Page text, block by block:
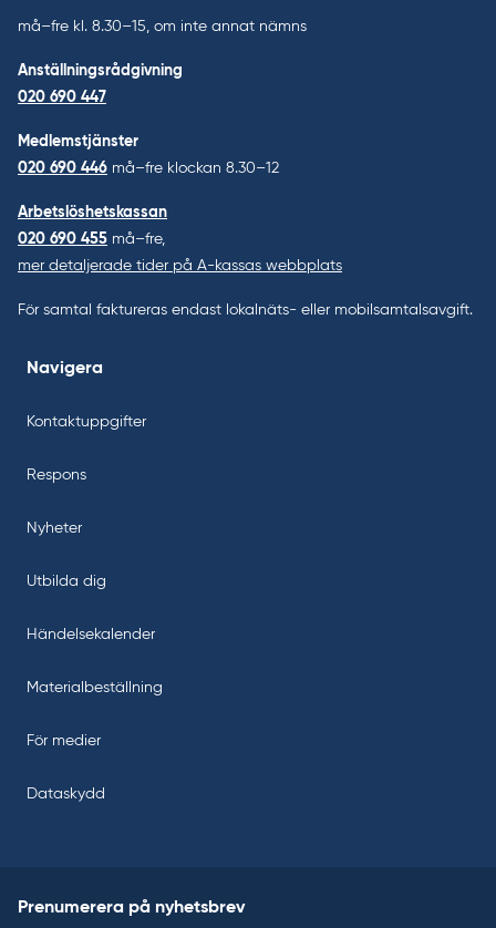
må–fre kl. 8.30–15, om inte annat nämns
Anställningsrådgivning
020 690 447
Medlemstjänster
020 690 446 må–fre klockan 8.30–12
Arbetslöshetskassan
020 690 455 må–fre,
mer detaljerade tider på A-kassas webbplats
För samtal faktureras endast lokalnäts- eller mobilsamtalsavgift.
Navigera
Kontaktuppgifter
Respons
Nyheter
Utbilda dig
Händelsekalender
Materialbeställning
För medier
Dataskydd
Prenumerera på nyhetsbrev